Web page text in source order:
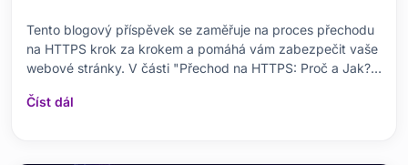
Tento blogový příspěvek se zaměřuje na proces přechodu
na HTTPS krok za krokem a pomáhá vám zabezpečit vaše
webové stránky. V části "Přechod na HTTPS: Proč a Jak?"
podrobně rozebrány základní fáze, na co si dát pozor a
Číst dál